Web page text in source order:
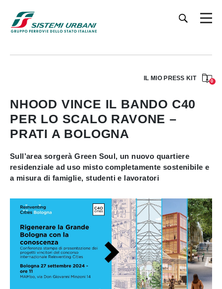
IL MIO PRESS KIT 0
NHOOD VINCE IL BANDO C40
PER LO SCALO RAVONE –
PRATI A BOLOGNA
Sull’area sorgerà Green Soul, un nuovo quartiere
residenziale ad uso misto completamente sostenibile e
a misura di famiglie, studenti e lavoratori